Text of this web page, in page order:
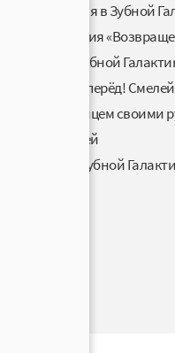
«Приключения в Зубной
чтения
в Зубной
зубов «Вперёд!
Доктором Зайцем своими
для родителей
к Героям Зубной